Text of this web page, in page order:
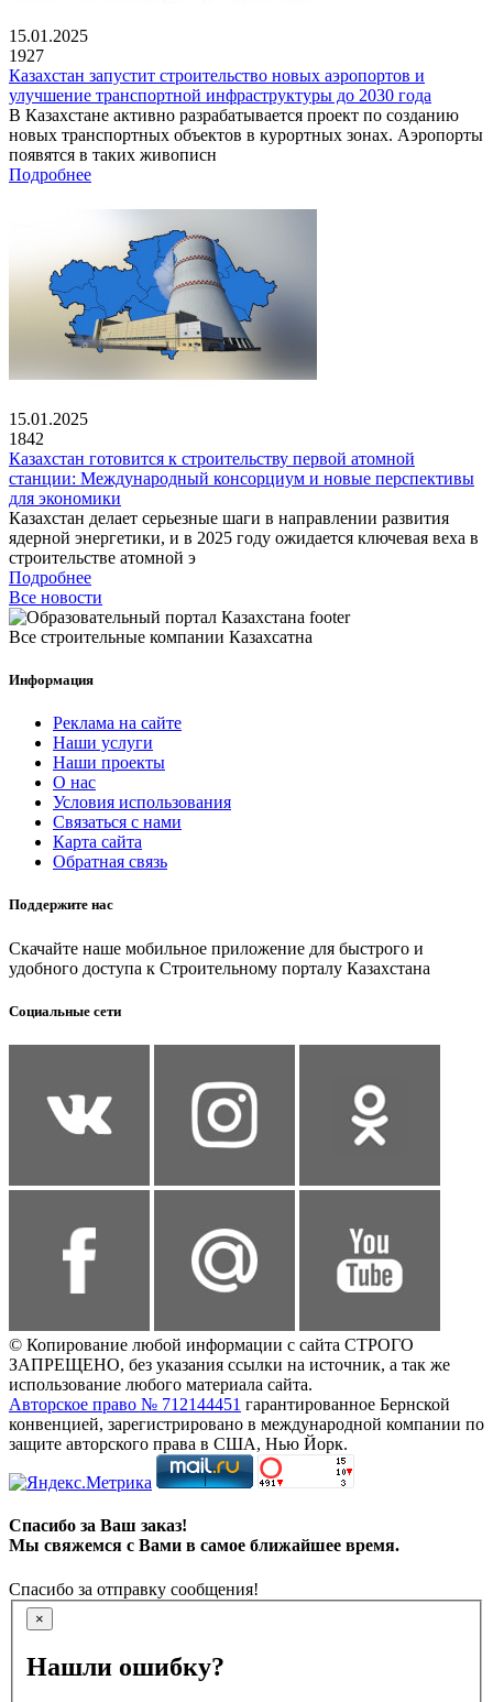
15.01.2025
1927
Казахстан запустит строительство новых аэропортов и
улучшение транспортной инфраструктуры до 2030 года
В Казахстане активно разрабатывается проект по созданию
новых транспортных объектов в курортных зонах. Аэропорты
появятся в таких живописн
Подробнее
15.01.2025
1842
Казахстан готовится к строительству первой атомной
станции: Международный консорциум и новые перспективы
для экономики
Казахстан делает серьезные шаги в направлении развития
ядерной энергетики, и в 2025 году ожидается ключевая веха в
строительстве атомной э
Подробнее
Все новости
Все строительные компании Казахсатна
Информация
Реклама на сайте
Наши услуги
Наши проекты
О нас
Условия использования
Связаться с нами
Карта сайта
Обратная связь
Поддержите нас
Скачайте наше мобильное приложение для быстрого и
удобного доступа к Строительному порталу Казахстана
Социальные сети
© Копирование любой информации с сайта СТРОГО
ЗАПРЕЩЕНО, без указания ссылки на источник, а так же
использование любого материала сайта.
Авторское право № 712144451 гарантированное Бернской
конвенцией, зарегистрировано в международной компании по
защите авторского права в США, Нью Йорк.
Спасибо за Ваш заказ!
Мы свяжемся с Вами в самое ближайшее время.
Спасибо за отправку сообщения!
×
Нашли ошибку?